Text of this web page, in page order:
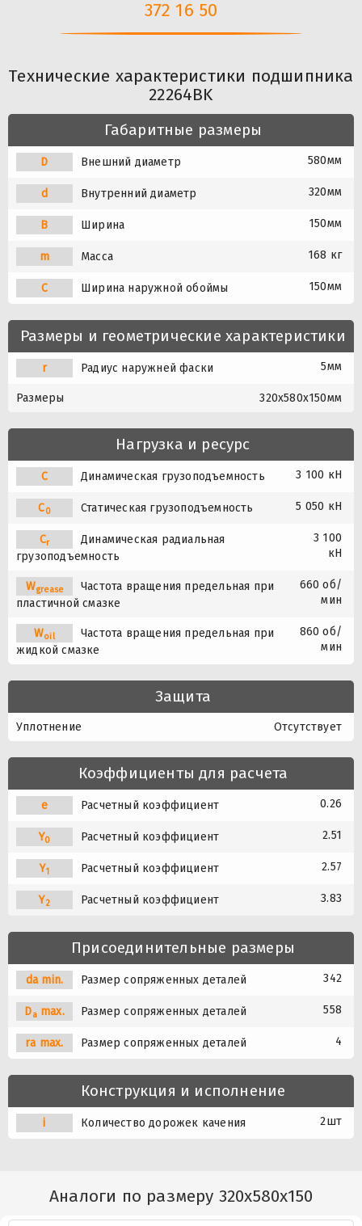
372 16 50
Технические характеристики подшипника
22264BK
Габаритные размеры
D Внешний диаметр 580мм
d Внутренний диаметр 320мм
B Ширина 150мм
m Масса 168 кг
C Ширина наружной обоймы 150мм
Размеры и геометрические характеристики
r Радиус наружней фаски 5мм
Размеры 320x580x150мм
Нагрузка и ресурс
C Динамическая грузоподъемность 3 100 кН
C0 Статическая грузоподъемность 5 050 кН
Cr
Динамическая радиальная
грузоподъемность
3 100
кН
Wgrease
Частота вращения предельная при
пластичной смазке
660 об/
мин
Woil
Частота вращения предельная при
жидкой смазке
860 об/
мин
Защита
Уплотнение Отсутствует
Коэффициенты для расчета
e Расчетный коэффициент 0.26
Y0 Расчетный коэффициент 2.51
Y1 Расчетный коэффициент 2.57
Y2 Расчетный коэффициент 3.83
Присоединительные размеры
da min. Размер сопряженных деталей 342
Damax. Размер сопряженных деталей 558
ra max. Размер сопряженных деталей 4
Конструкция и исполнение
i Количество дорожек качения 2шт
Аналоги по размеру 320x580x150